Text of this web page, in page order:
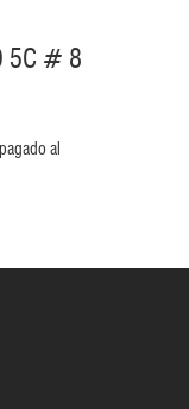
5C # 8
al